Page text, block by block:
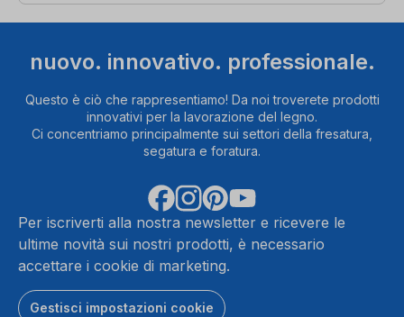
nuovo. innovativo. professionale.
Questo è ciò che rappresentiamo! Da noi troverete prodotti
innovativi per la lavorazione del legno.
Ci concentriamo principalmente sui settori della fresatura,
segatura e foratura.
Per iscriverti alla nostra newsletter e ricevere le
ultime novità sui nostri prodotti, è necessario
accettare i cookie di marketing.
Gestisci impostazioni cookie